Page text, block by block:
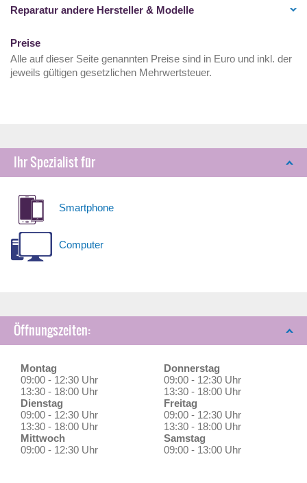
Reparatur andere Hersteller & Modelle
Preise
Alle auf dieser Seite genannten Preise sind in Euro und inkl. der
jeweils gültigen gesetzlichen Mehrwertsteuer.
Ihr Spezialist für
Smartphone
Computer
Öffnungszeiten:
Montag
09:00 - 12:30 Uhr
13:30 - 18:00 Uhr
Dienstag
09:00 - 12:30 Uhr
13:30 - 18:00 Uhr
Mittwoch
09:00 - 12:30 Uhr
Donnerstag
09:00 - 12:30 Uhr
13:30 - 18:00 Uhr
Freitag
09:00 - 12:30 Uhr
13:30 - 18:00 Uhr
Samstag
09:00 - 13:00 Uhr